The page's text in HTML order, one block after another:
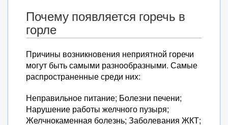
Почему появляется горечь в
горле
Причины возникновения неприятной горечи
могут быть самыми разнообразными. Самые
распространенные среди них:
Неправильное питание; Болезни печени;
Нарушение работы желчного пузыря;
Желчнокаменная болезнь; Заболевания ЖКТ;